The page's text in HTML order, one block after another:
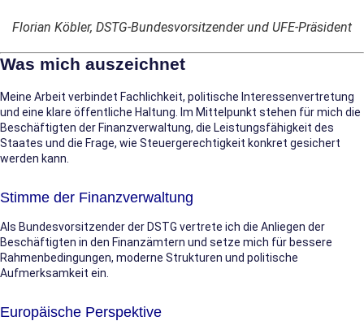
Florian Köbler, DSTG-Bundesvorsitzender und UFE-Präsident
Was mich auszeichnet
Meine Arbeit verbindet Fachlichkeit, politische Interessenvertretung
und eine klare öffentliche Haltung. Im Mittelpunkt stehen für mich die
Beschäftigten der Finanzverwaltung, die Leistungsfähigkeit des
Staates und die Frage, wie Steuergerechtigkeit konkret gesichert
werden kann.
Stimme der Finanzverwaltung
Als Bundesvorsitzender der DSTG vertrete ich die Anliegen der
Beschäftigten in den Finanzämtern und setze mich für bessere
Rahmenbedingungen, moderne Strukturen und politische
Aufmerksamkeit ein.
Europäische Perspektive